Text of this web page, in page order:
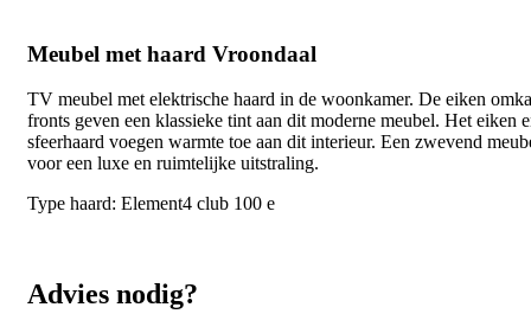
Meubel met haard Vroondaal
TV meubel met elektrische haard in de woonkamer. De eiken
fronts geven een klassieke tint aan dit moderne meubel. Het eiken
sfeerhaard voegen warmte toe aan dit interieur. Een zwevend
voor een luxe en ruimtelijke uitstraling.
Type haard: Element4 club 100 e
Advies nodig?